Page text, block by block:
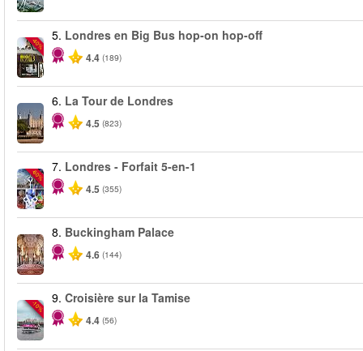
-40%
5. Londres en Big Bus hop-on hop-off
4.4 (189)
6. La Tour de Londres
4.5 (823)
-60%
7. Londres - Forfait 5-en-1
4.5 (355)
8. Buckingham Palace
4.6 (144)
-10%
9. Croisière sur la Tamise
4.4 (56)